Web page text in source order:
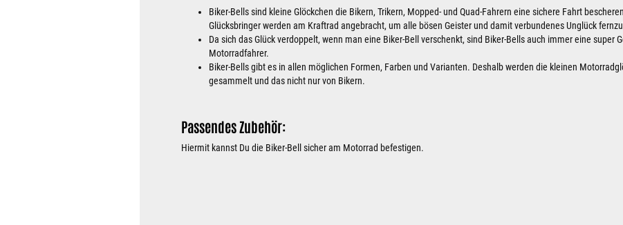
Biker-Bells sind kleine Glöckchen die Bikern, Trikern, Mopped- und Quad-Fahrern eine sichere Fahrt
Glücksbringer werden am Kraftrad angebracht, um alle bösen Geister und damit verbundenes Unglück
Da sich das Glück verdoppelt, wenn man eine Biker-Bell verschenkt, sind Biker-Bells auch immer eine super
Motorradfahrer.
Biker-Bells gibt es in allen möglichen Formen, Farben und Varianten. Deshalb werden die kleinen
gesammelt und das nicht nur von Bikern.
Passendes Zubehör:
Hiermit kannst Du die Biker-Bell sicher am Motorrad befestigen.